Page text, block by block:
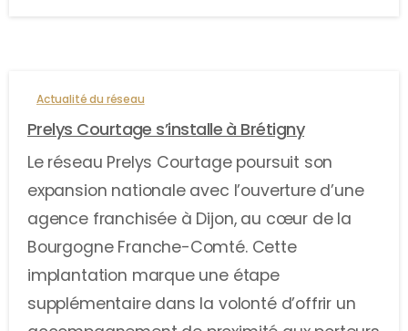
Actualité du réseau
Prelys Courtage s’installe à Brétigny
Le réseau Prelys Courtage poursuit son
expansion nationale avec l’ouverture d’une
agence franchisée à Dijon, au cœur de la
Bourgogne Franche-Comté. Cette
implantation marque une étape
supplémentaire dans la volonté d’offrir un